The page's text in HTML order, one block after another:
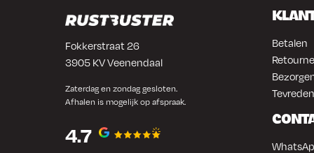
Fokkerstraat 26
3905 KV Veenendaal
Zaterdag en zondag gesloten.
Afhalen is mogelijk op afspraak.
4.7
Betalen